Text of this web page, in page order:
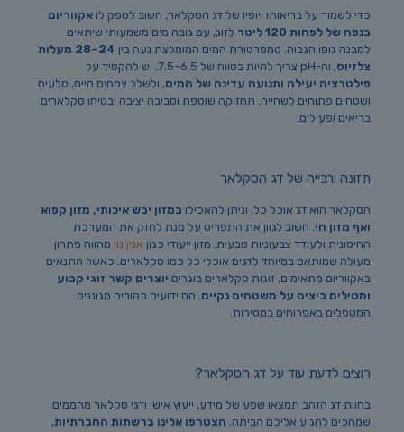
כדי לשמור על בריאותו ויופיו של דג הסקלאר, חשוב לספק לו אקווריום
בנפח של לפחות 120 ליטר
לזוג, עם גובה מים משמעותי שיתאים
למבנה גופו הגבוה. טמפרטורת המים המומלצת נעה בין
24–28 מעלות
צלזיוס, וה-pH צריך להיות בטווח של 6.5–7.5. יש להקפיד על
פילטרציה יעילה ותנועה עדינה של המים, ולשלב צמחים חיים, סלעים
ושטחים פתוחים לשחייה. תחזוקה שוטפת וסביבה יציבה יבטיחו סקלארים
בריאים ופעילים.
תזונה ורבייה של דג הסקלאר
הסקלאר הוא דג אוכל כל, וניתן להאכילו במזון יבש איכותי, מזון קפוא
ואף מזון חי . חשוב לגוון את התפריט על מנת לחזק את המערכת
החיסונית ולעודד צבעוניות טבעית. מזון ייעודי כגון אנין נון מהווה פתרון
מעולה שמותאם במיוחד לדגים אוכלי כל כמו סקלארים. כאשר התנאים
באקווריום מתאימים, זוגות סקלארים בוגרים יוצרים קשר זוגי קבוע
ומטילים ביצים על משטחים נקיים . הם ידועים כהורים מגוננים
המטפלים באפרוחים במסירות.
רוצים לדעת עוד על דג הסקלאר?
בחוות דג הזהב תמצאו שפע של מידע, ייעוץ אישי ודגי סקלאר מהממים
שמחכים להגיע אליכם הביתה. הצטרפו אלינו ברשתות החברתיות,